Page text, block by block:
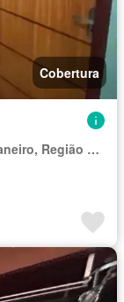
Cobertura
Região Geográfica Imediata do Rio de Janeiro, Região Metropolitana do Rio de Janeiro